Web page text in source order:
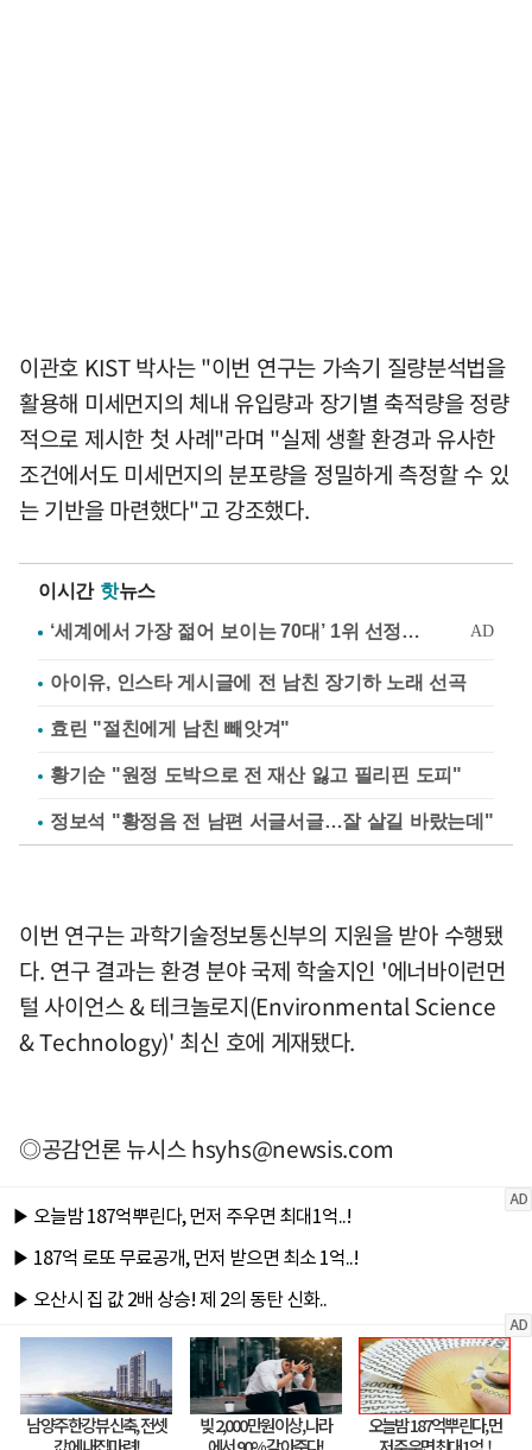
이관호 KIST 박사는 "이번 연구는 가속기 질량분석법을
활용해 미세먼지의 체내 유입량과 장기별 축적량을 정량
적으로 제시한 첫 사례"라며 "실제 생활 환경과 유사한
조건에서도 미세먼지의 분포량을 정밀하게 측정할 수 있
는 기반을 마련했다"고 강조했다.
이시간 핫뉴스
아이유, 인스타 게시글에 전 남친 장기하 노래 선곡
효린 "절친에게 남친 빼앗겨"
황기순 "원정 도박으로 전 재산 잃고 필리핀 도피"
정보석 "황정음 전 남편 서글서글…잘 살길 바랐는데"
이번 연구는 과학기술정보통신부의 지원을 받아 수행됐
다. 연구 결과는 환경 분야 국제 학술지인 '에너바이런먼
털 사이언스 & 테크놀로지(Environmental Science
& Technology)' 최신 호에 게재됐다.
◎공감언론 뉴시스hsyhs@newsis.com